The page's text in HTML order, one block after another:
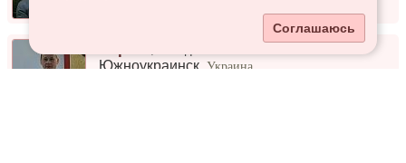
Южноукраинск ,Украина
Соглашаюсь